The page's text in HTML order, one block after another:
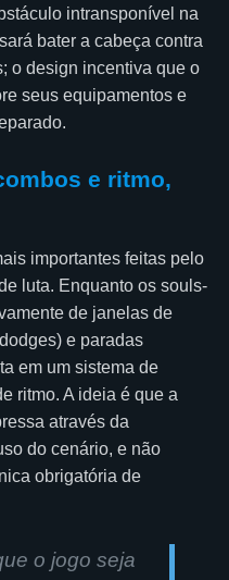
intransponível na
bater a cabeça contra
o design incentiva que o
seus equipamentos e
e ritmo,
importantes feitas pelo
luta. Enquanto os souls-
de janelas de
e paradas
em um sistema de
ritmo. A ideia é que a
através da
do cenário, e não
obrigatória de
o jogo seja